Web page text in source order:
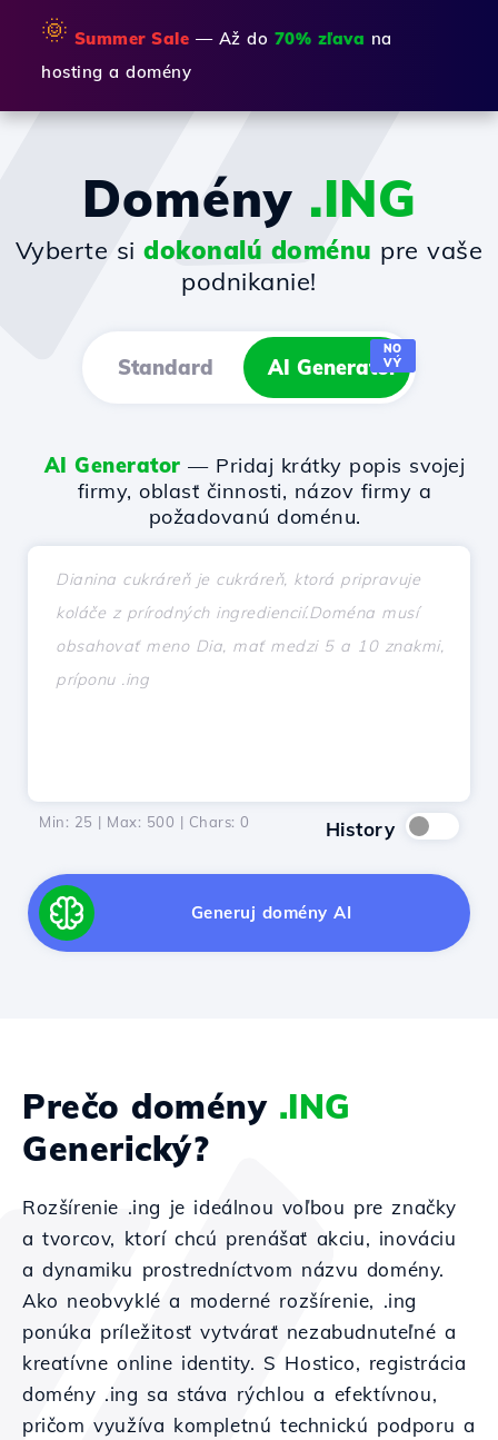
🌞 Summer Sale — Až do 70% zľava na
hosting a domény
Domény .ING
Vyberte sidokonalú doménu pre vaše
podnikanie!
Standard AI Generator
NO
VÝ
AI Generator — Pridaj krátky popis svojej
firmy, oblasť činnosti, názov firmy a
požadovanú doménu.
Min: 25 | Max: 500 | Chars: 0 History
Generuj domény AI
Prečo domény .ING
Generický?
Rozšírenie .ing je ideálnou voľbou pre značky
a tvorcov, ktorí chcú prenášať akciu, inováciu
a dynamiku prostredníctvom názvu domény.
Ako neobvyklé a moderné rozšírenie, .ing
ponúka príležitosť vytvárať nezabudnuteľné a
kreatívne online identity. S Hostico, registrácia
domény .ing sa stáva rýchlou a efektívnou,
pričom využíva kompletnú technickú podporu a